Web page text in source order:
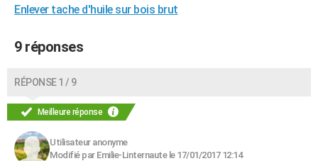
COPAINS D'AVANT
AVIS DE DÉCÈS
Enlever tache d'huile sur bois brut
9 réponses
RÉPONSE 1 / 9
Meilleure réponse
Utilisateur anonyme
Modifié par Emilie-Linternaute le 17/01/2017 12:14